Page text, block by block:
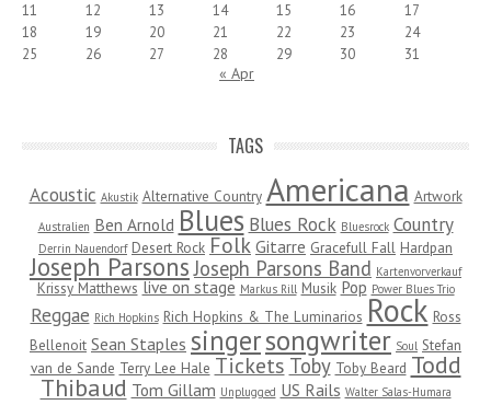
11
12 13 14 15 16
17
18
19 20 21 22 23
24
25
26 27 28 29 30 31
« Apr
TAGS
Acoustic Akustik Alternative Country Americana Artwork
Australien Ben Arnold Blues Blues Rock Bluesrock Country
Derrin Nauendorf Desert Rock Folk Gitarre Gracefull Fall Hardpan
Joseph Parsons Joseph Parsons Band Kartenvorverkauf
Krissy Matthews live on stage Markus Rill Musik Pop Power Blues Trio
Reggae Rich Hopkins Rich Hopkins & The Luminarios Rock Ross
Bellenoit Sean Staples singersongwriter Soul Stefan
van de Sande Terry Lee Hale Tickets Toby Toby Beard Todd
Thibaud Tom Gillam Unplugged US Rails Walter Salas-Humara